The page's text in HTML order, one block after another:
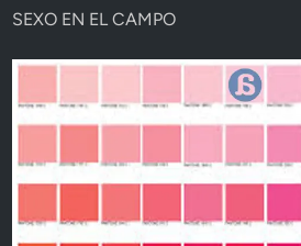
SEXO EN EL CAMPO